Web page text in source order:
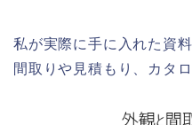
私が実際に手に入れた資
間取りや見積もり、カタロ